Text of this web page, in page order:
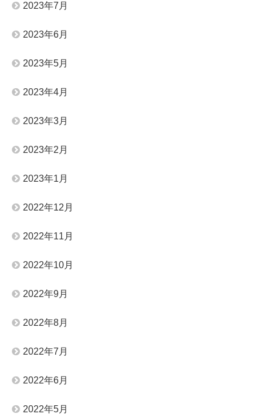
2023年7月
2023年6月
2023年5月
2023年4月
2023年3月
2023年2月
2023年1月
2022年12月
2022年11月
2022年10月
2022年9月
2022年8月
2022年7月
2022年6月
2022年5月